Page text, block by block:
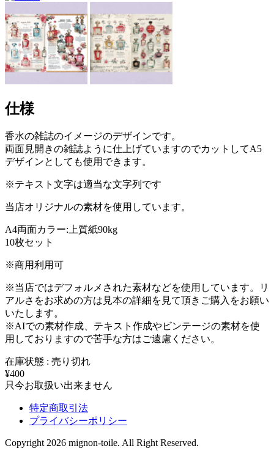
仕様
香水の雑誌のイメージのデザインです。
両面見開きの雑誌ように仕上げていますのでカットしてA5
デザインとしても使用できます。
※テキスト文字は適当な文字列です
当店オリジナルの素材を使用しています。
A4両面カラー:上質紙90kg
10枚セット
※商用利用可
※当店ではデフォルメされた素材などを使用しています。リ
アルさをお求めの方は見本の詳細を見て頂きご購入をお願い
いたします。
※AIでの素材作成、テキスト作成やビンテージの素材を使
用しておりますので苦手な方はご遠慮ください。
在庫状態 : 売り切れ
¥400
只今お取扱い出来ません
特定商取引法
プライバシーポリシー
Copyright 2026 mignon-toile. All Right Reserved.